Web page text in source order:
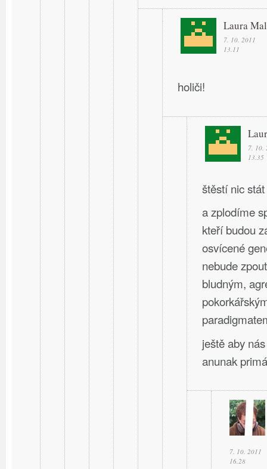
Laura
7. 10. 2011
13.11
holiči!
7. 10.
13.35
štěstí nic
a zplodíme
kteří budou
osvícené
nebude
bludným,
ještě aby
anunak
7. 10. 2011
16.28